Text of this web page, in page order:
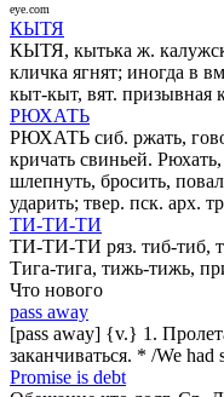
eye.com
КЫТЯ
КЫТЯ, кытька ж.
кличка ягнят; иногда в
кыт-кыт, вят. призывная
РЮХАТЬ
РЮХАТЬ сиб. ржать,
кричать свиньей.
шлепнуть, бросить,
ударить; твер. пск. арх.
ТИ-ТИ-ТИ
ТИ-ТИ-ТИ ряз. тиб-тиб,
Тига-тига, тижь-тижь,
Что нового
pass away
[pass away] {v.} 1.
заканчиваться. * /We
Promise is debt